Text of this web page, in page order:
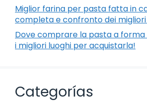
Miglior farina per pasta fatta in
completa e confronto dei
Dove comprare la pasta a forma
i migliori luoghi per acquistarla!
Categorías